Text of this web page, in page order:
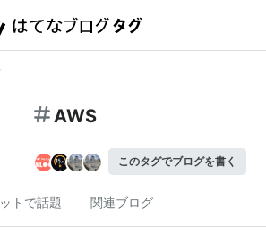
AWS
このタグでブログを書く
トで話題 関連ブログ